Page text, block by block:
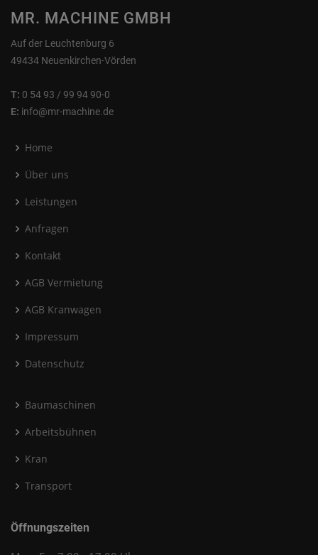
MR. MACHINE GMBH
Auf der Leuchtenburg 6
49434 Neuenkirchen-Vörden
T: 0 54 93 / 99 94 90-0
E: info@mr-machine.de
Home
Über uns
Leistungen
Anfragen
Kontakt
AGB Vermietung
AGB Kranwagen
Impressum
Datenschutz
Baumaschinen
Arbeitsbühnen
Kran
Transport
Öffnungszeiten